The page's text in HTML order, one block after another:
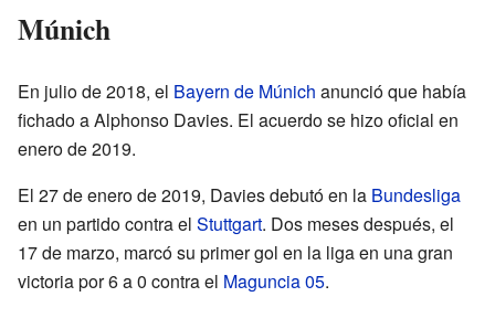
Múnich
En julio de 2018, el Bayern de Múnich anunció que había
fichado a Alphonso Davies. El acuerdo se hizo oficial en
enero de 2019.
El 27 de enero de 2019, Davies debutó en la Bundesliga
en un partido contra el Stuttgart. Dos meses después, el
17 de marzo, marcó su primer gol en la liga en una gran
victoria por 6 a 0 contra el Maguncia 05.